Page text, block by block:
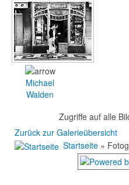
Michael
Walden
Zugriffe auf alle
Zurück zur Galerieübersicht
Startseite »